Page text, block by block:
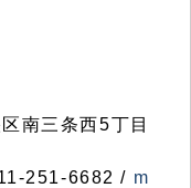
南三条西5丁目
251-6682 / m